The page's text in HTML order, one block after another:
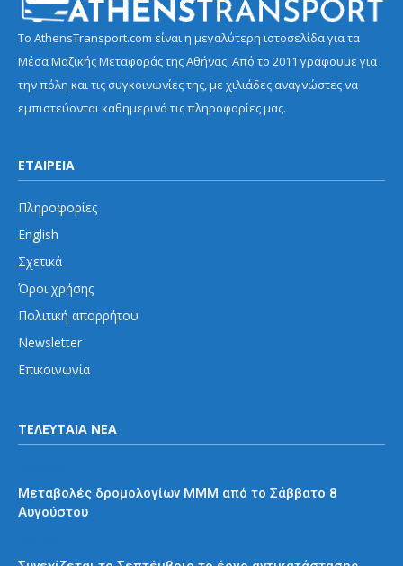
Το AthensTransport.com είναι η μεγαλύτερη ιστοσελίδα για τα
Μέσα Μαζικής Μεταφοράς της Αθήνας. Από το 2011 γράφουμε για
την πόλη και τις συγκοινωνίες της, με χιλιάδες αναγνώστες να
εμπιστεύονται καθημερινά τις πληροφορίες μας.
ΕΤΑΙΡΕΙΑ
Πληροφορίες
English
Σχετικά
Όροι χρήσης
Πολιτική απορρήτου
Newsletter
Επικοινωνία
ΤΕΛΕΥΤΑΙΑ ΝΕΑ
Μεταβολές δρομολογίων ΜΜΜ από το Σάββατο 8
Αυγούστου